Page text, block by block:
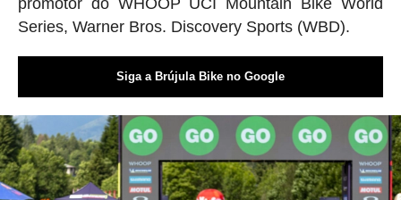
promotor do WHOOP UCI Mountain Bike World
Series, Warner Bros. Discovery Sports (WBD).
Siga a Brújula Bike no Google